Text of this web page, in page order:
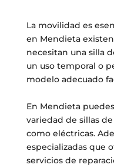
La movilidad es
en Mendieta
necesitan una silla
un uso temporal o
modelo adecuado
En Mendieta
variedad de sillas
como eléctricas.
especializadas que
servicios de